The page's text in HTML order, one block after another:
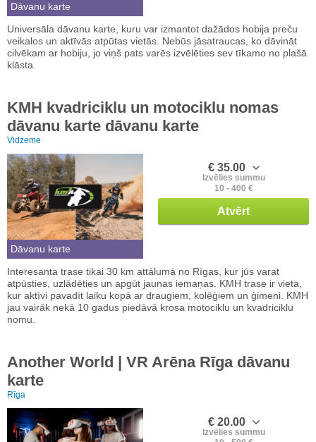
Dāvanu karte
Universāla dāvanu karte, kuru var izmantot dažādos hobija preču
veikalos un aktīvās atpūtas vietās. Nebūs jāsatraucas, ko dāvināt
cilvēkam ar hobiju, jo viņš pats varēs izvēlēties sev tīkamo no plašā
klāsta.
KMH kvadriciklu un motociklu nomas
dāvanu karte dāvanu karte
Vidzeme
Dāvanu karte
€ 35.00
Izvēlies summu
10 - 400 €
Atvērt
Interesanta trase tikai 30 km attālumā no Rīgas, kur jūs varat
atpūsties, uzlādēties un apgūt jaunas iemaņas. KMH trase ir vieta,
kur aktīvi pavadīt laiku kopā ar draugiem, kolēģiem un ģimeni. KMH
jau vairāk nekā 10 gadus piedāvā krosa motociklu un kvadriciklu
nomu.
Another World | VR Arēna Rīga dāvanu
karte
Rīga
€ 20.00
Izvēlies summu